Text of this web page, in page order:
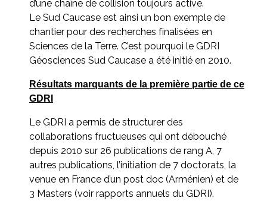
d’une chaîne de collision toujours active.
Le Sud Caucase est ainsi un bon exemple de
chantier pour des recherches finalisées en
Sciences de la Terre. C’est pourquoi le GDRI
Géosciences Sud Caucase a été initié en 2010.
Résultats marquants de la première partie de ce
GDRI
Le GDRI a permis de structurer des
collaborations fructueuses qui ont débouché
depuis 2010 sur 26 publications de rang A, 7
autres publications, l’initiation de 7 doctorats, la
venue en France d’un post doc (Arménien) et de
3 Masters (voir rapports annuels du GDRI).